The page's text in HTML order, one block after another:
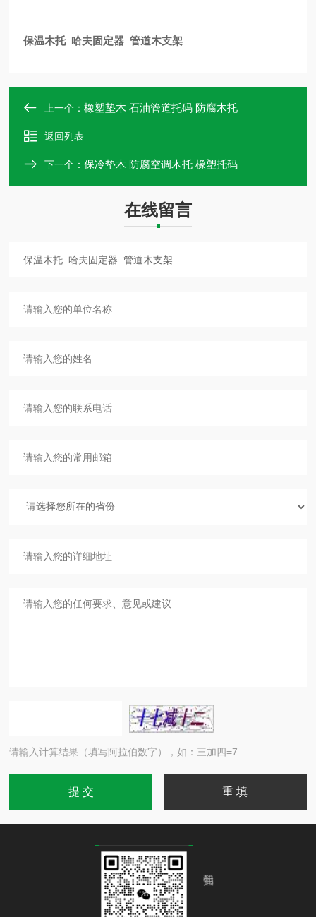
保温木托 哈夫固定器 管道木支架
上一个：橡塑垫木 石油管道托码 防腐木托
返回列表
下一个：保冷垫木 防腐空调木托 橡塑托码
在线留言
请输入计算结果（填写阿拉伯数字），如：三加四=7